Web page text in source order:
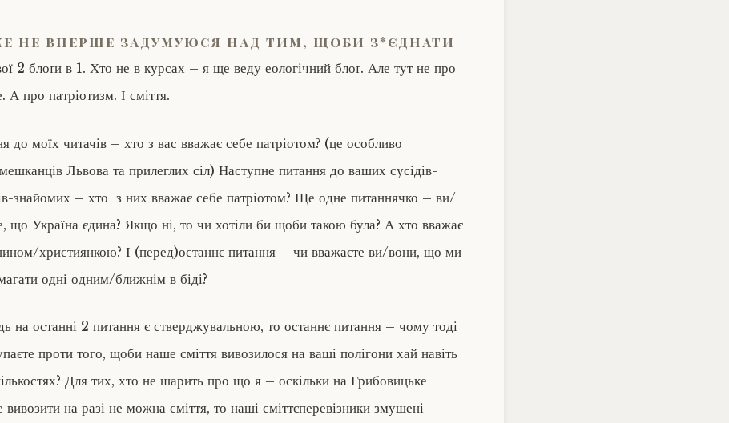
не вперше задумуюся над тим, щоби з*єднати
2 блоґи в 1. Хто не в курсах – я ще веду еологічний блоґ. Але тут не про
А про патріотизм. І сміття.
до моїх читачів – хто з вас вважає себе патріотом? (це особливо
Львова та прилеглих сіл) Наступне питання до ваших сусідів-
знайомих – хто з них вважає себе патріотом? Ще одне питаннячко – ви/
що Україна єдина? Якщо ні, то чи хотіли би щоби такою була? А хто вважає
християнкою? І (перед)останнє питання – чи вважаєте ви/вони, що ми
одні одним/ближнім в біді?
на останні 2 питання є стверджувальною, то останнє питання – чому тоді
проти того, щоби наше сміття вивозилося на ваші полігони хай навіть
Для тих, хто не шарить про що я – оскільки на Грибовицьке
вивозити на разі не можна сміття, то наші сміттєперевізники змушені